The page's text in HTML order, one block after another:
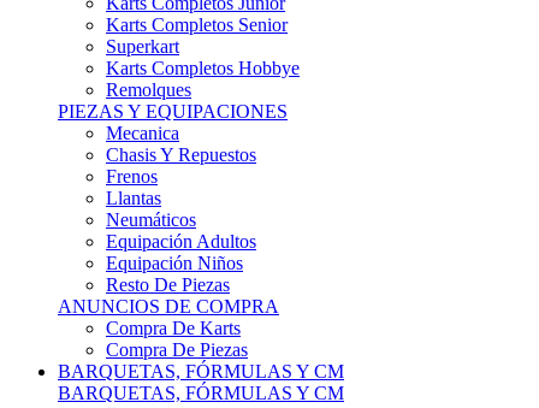
Superkart
Karts Completos Hobbye
Remolques
PIEZAS Y EQUIPACIONES
Mecanica
Chasis Y Repuestos
Frenos
Llantas
Neumáticos
Equipación Adultos
Equipación Niños
Resto De Piezas
ANUNCIOS DE COMPRA
Compra De Karts
Compra De Piezas
BARQUETAS, FÓRMULAS Y CM
BARQUETAS, FÓRMULAS Y CM
Barquetas